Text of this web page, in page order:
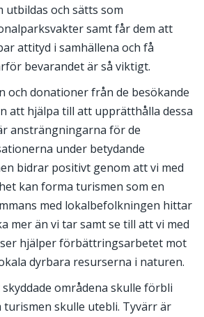
och sätts som
samt får dem att
attityd i samhällena och få
bevarandet är så viktigt.
och donationer från de besökande
att hjälpa till att upprätthålla dessa
ansträngningarna för de
under betydande
bidrar positivt genom att vi med
kan forma turismen som en
med lokalbefolkningen hittar
mer än vi tar samt se till att vi med
hjälper förbättringsarbetet mot
dyrbara resurserna i naturen.
områdena skulle förbli
turismen skulle utebli. Tyvärr är